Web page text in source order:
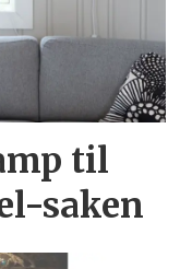
til
saken